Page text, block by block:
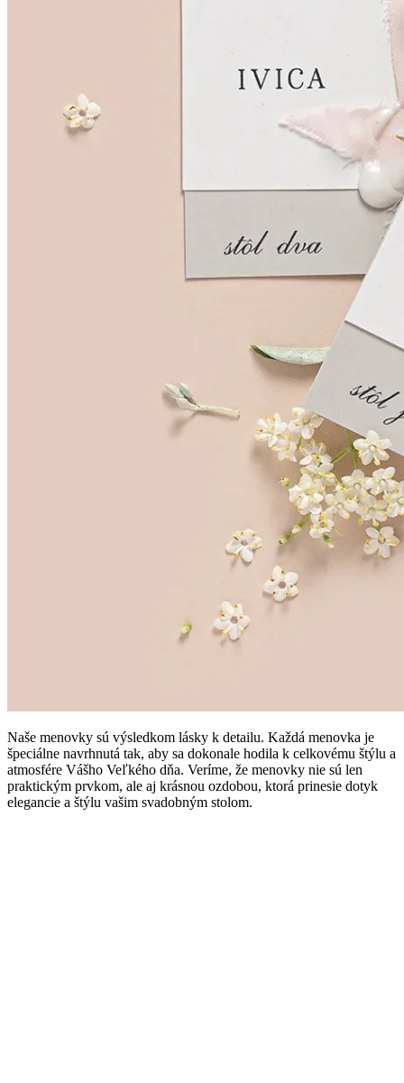
Naše menovky sú výsledkom lásky k detailu. Každá menovka je
špeciálne navrhnutá tak, aby sa dokonale hodila k celkovému štýlu a
atmosfére Vášho Veľkého dňa. Veríme, že menovky nie sú len
praktickým prvkom, ale aj krásnou ozdobou, ktorá prinesie dotyk
elegancie a štýlu vašim svadobným stolom.